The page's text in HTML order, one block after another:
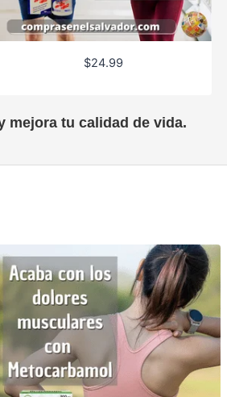
$24.99
mejora tu calidad de vida.